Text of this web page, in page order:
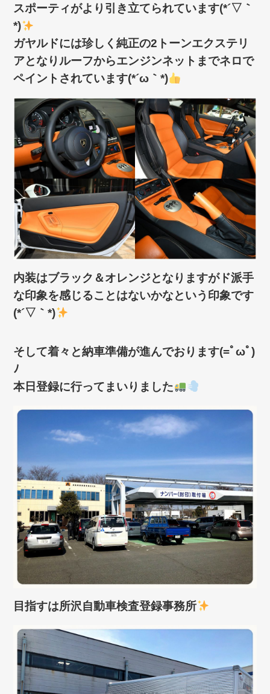
スポーティがより引き立てられています(*´▽｀
*)
ガヤルドには珍しく純正の2トーンエクステリ
アとなりルーフからエンジンネットまでネロで
ペイントされています(*´ω｀*)
内装はブラック＆オレンジとなりますがド派手
な印象を感じることはないかなという印象です
(*´▽｀*)
そして着々と納車準備が進んでおります(=ﾟωﾟ)
ﾉ
本日登録に行ってまいりました
目指すは所沢自動車検査登録事務所